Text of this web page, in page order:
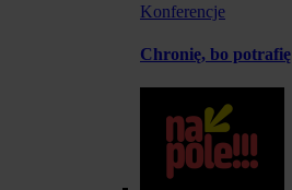
Konferencje
Chronię, bo potrafię